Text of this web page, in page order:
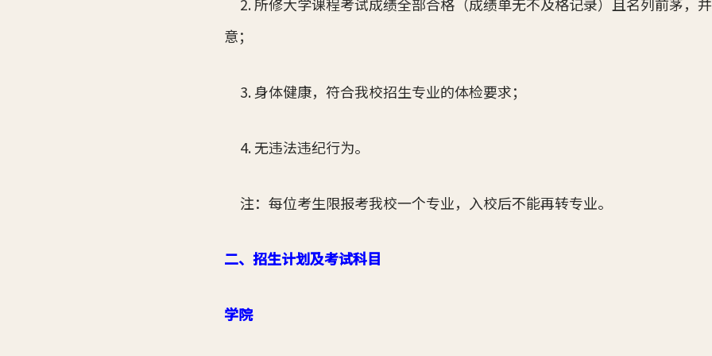
意；
3. 身体健康，符合我校招生专业的体检要求；
4. 无违法违纪行为。
注：每位考生限报考我校一个专业，入校后不能再转专业。
二、招生计划及考试科目
学院